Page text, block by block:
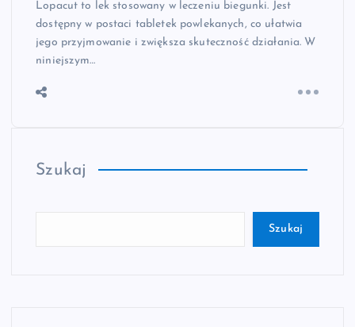
Lopacut to lek stosowany w leczeniu biegunki. Jest
dostępny w postaci tabletek powlekanych, co ułatwia
jego przyjmowanie i zwiększa skuteczność działania. W
niniejszym…
Szukaj
Szukaj